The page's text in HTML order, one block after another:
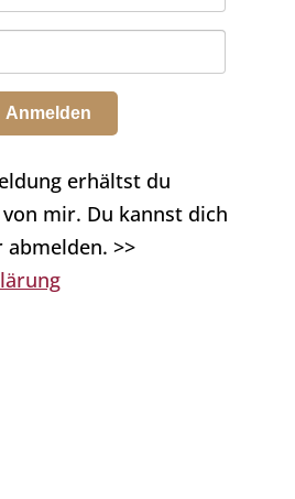
Anmelden
erhältst du
mir. Du kannst dich
>>